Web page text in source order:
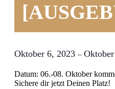
Oktober 6, 2023 –
Datum: 06.-08. Oktober
Sichere dir jetzt Deinen Platz!